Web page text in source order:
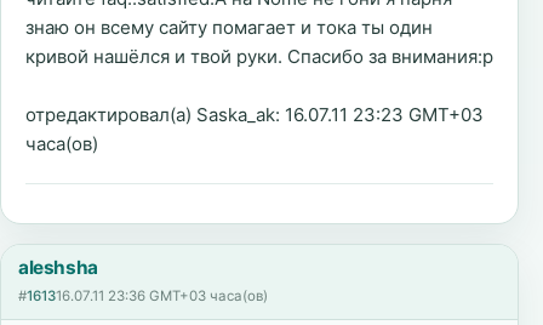
знаю он всему сайту помагает и тока ты один
кривой нашёлся и твой руки. Спасибо за внимания:p
отредактировал(а) Saska_ak: 16.07.11 23:23 GMT+03
часа(ов)
aleshsha
#161316.07.11 23:36 GMT+03 часа(ов)